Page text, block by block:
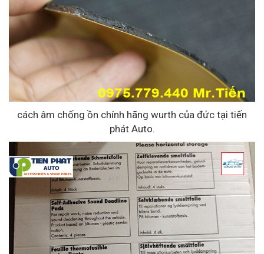
cách âm chống ồn chính hãng wurth của đức tại tiến
phát Auto.